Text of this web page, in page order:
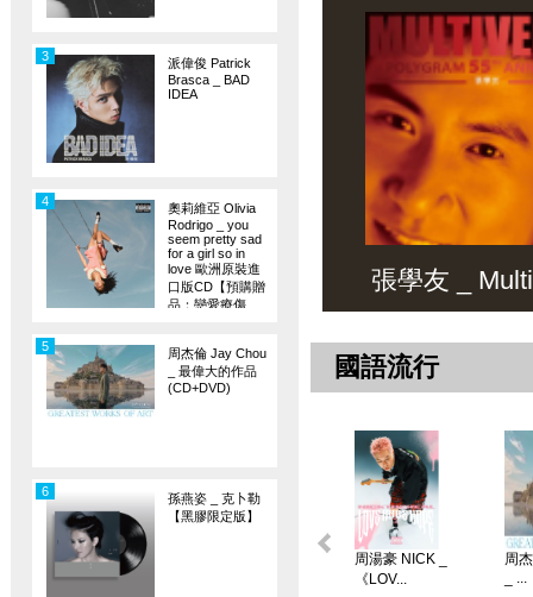
派偉俊 Patrick
Brasca _ BAD
IDEA
3
奧莉維亞 Olivia
Rodrigo _ you
seem pretty sad
for a girl so in
love 歐洲原裝進
口版CD【預購贈
品：戀愛療傷
4
周杰倫 Jay Chou
_ 最偉大的作品
(CD+DVD)
5
孫燕姿 _ 克卜勒
【黑膠限定版】
6
張學友 _
國語流行
周湯豪 NICK _
《LOV...
周
_ ...